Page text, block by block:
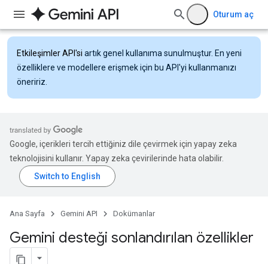
Oturum aç
Etkileşimler API'si artık genel kullanıma sunulmuştur. En yeni
özelliklere ve modellere erişmek için bu API'yi kullanmanızı
öneririz.
Google, içerikleri tercih ettiğiniz dile çevirmek için yapay zeka
teknolojisini kullanır. Yapay zeka çevirilerinde hata olabilir.
Ana Sayfa Gemini API Dokümanlar
Gemini desteği sonlandırılan özellikler